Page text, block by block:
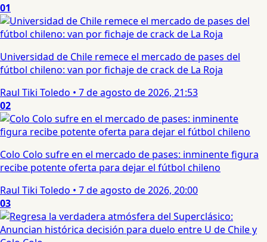
01
Universidad de Chile remece el mercado de pases del
fútbol chileno: van por fichaje de crack de La Roja
Raul Tiki Toledo • 7 de agosto de 2026, 21:53
02
Colo Colo sufre en el mercado de pases: inminente figura
recibe potente oferta para dejar el fútbol chileno
Raul Tiki Toledo • 7 de agosto de 2026, 20:00
03